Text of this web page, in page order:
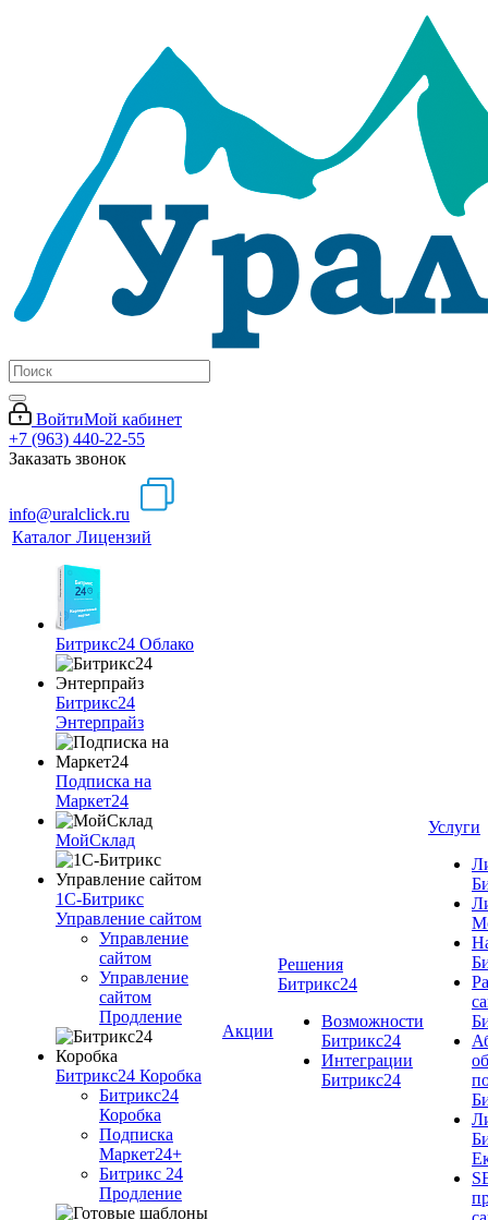
ВойтиМой кабинет
+7 (963) 440-22-55
Заказать звонок
info@uralclick.ru
Каталог Лицензий
Битрикс24 Облако
Битрикс24
Энтерпрайз
Подписка на
Маркет24
МойСклад
1С-Битрикс
Управление сайтом
Управление
cайтом
Управление
сайтом
Продление
Битрикс24 Коробка
Битрикс24
Коробка
Подписка
Маркет24+
Битрикс 24
Продление
Акции
Решения
Битрикс24
Возможности
Битрикс24
Интеграции
Битрикс24
Услуги